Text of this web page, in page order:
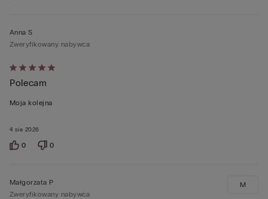
Ocena
5
z
4 sie 2026
Anna S
Zweryfikowany nabywca
Polecam
Moja kolejna
0 0
Małgorzata P
Zweryfikowany nabywca
M